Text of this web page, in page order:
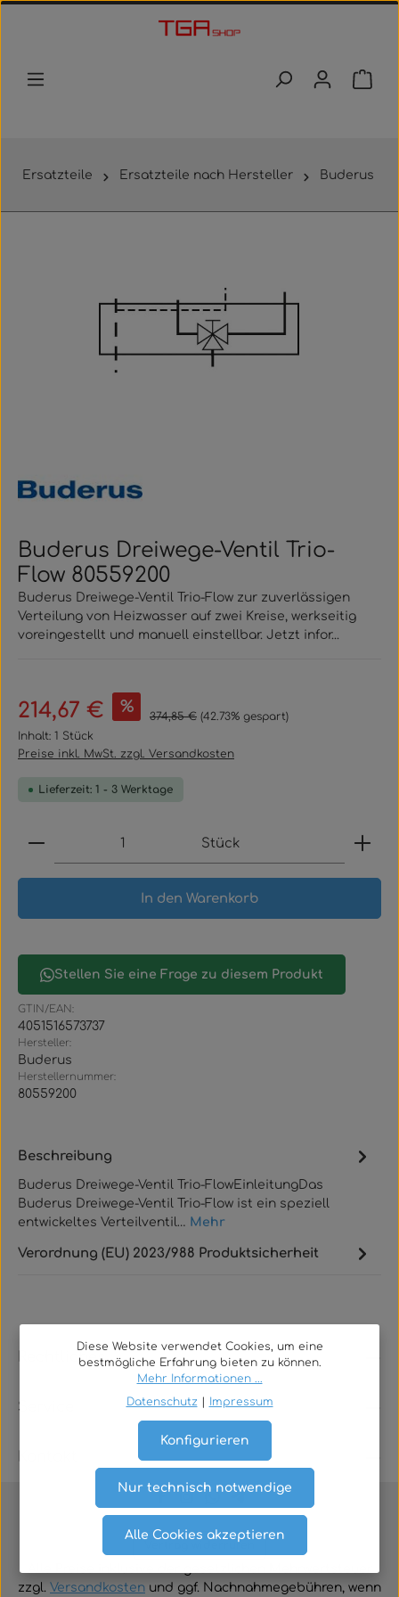
Zum Hauptinhalt springen
Ersatzteile Ersatzteile nach Hersteller Buderus
Buderus Dreiwege-Ventil Trio-
Flow 80559200
Buderus Dreiwege-Ventil Trio-Flow zur zuverlässigen
Verteilung von Heizwasser auf zwei Kreise, werkseitig
voreingestellt und manuell einstellbar. Jetzt infor...
Verkaufspreis:
214,67 € % Regulärer Preis:
374,85 € (42.73% gespart)
Inhalt: 1 Stück
Preise inkl. MwSt. zzgl. Versandkosten
Lieferzeit: 1 - 3 Werktage
Produkt Anzahl: Gib den gewünschten Wert
Stück
In den Warenkorb
Stellen Sie eine Frage zu diesem Produkt
GTIN/EAN:
4051516573737
Hersteller:
Buderus
Herstellernummer:
80559200
Beschreibung
Buderus Dreiwege-Ventil Trio-FlowEinleitungDas
Buderus Dreiwege-Ventil Trio-Flow ist ein speziell
entwickeltes Verteilventil… Mehr
Verordnung (EU) 2023/988 Produktsicherheit
Rechtliches
Service
Vertrag widerrufen
zzgl. Versandkosten und ggf. Nachnahmegebühren, wenn
Diese Website verwendet Cookies, um eine
bestmögliche Erfahrung bieten zu können.
Mehr Informationen ...
Datenschutz
Impressum
Nur technisch notwendige
Konfigurieren
Alle Cookies akzeptieren